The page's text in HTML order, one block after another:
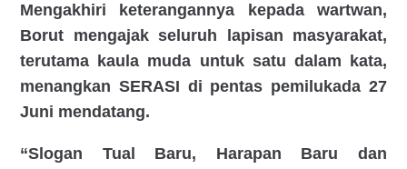
Mengakhiri keterangannya kepada wartwan,
Borut mengajak seluruh lapisan masyarakat,
terutama kaula muda untuk satu dalam kata,
menangkan SERASI di pentas pemilukada 27
Juni mendatang.
“Slogan Tual Baru, Harapan Baru dan